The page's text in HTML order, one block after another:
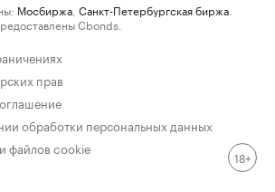
Мосбиржа Санкт-Петербургская биржа
Cbonds.
прав
обработки персональных данных
файлов cookie
18+